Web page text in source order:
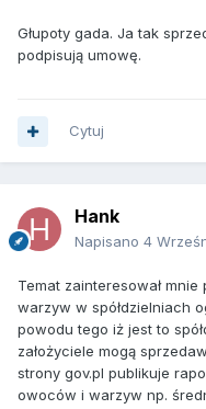
Głupoty gada. Ja tak
podpisują umowę.
Cytuj
Hank
Napisano 4
Temat zainteresował
warzyw w spółdzielniach
powodu tego iż jest to
założyciele mogą
strony gov.pl publikuje
owoców i warzyw np.